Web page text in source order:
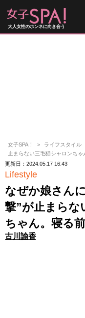
大人女性のホンネに向き合う
女子SPA！ ライフスタイル
止まらない三毛猫シャロンち
更新日：2024.05.17 16:43
Lifestyle
なぜか娘さん
撃”が止まらな
ちゃん。寝る
古川諭香